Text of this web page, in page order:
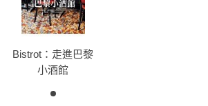
Bistrot：走進巴黎
小酒館